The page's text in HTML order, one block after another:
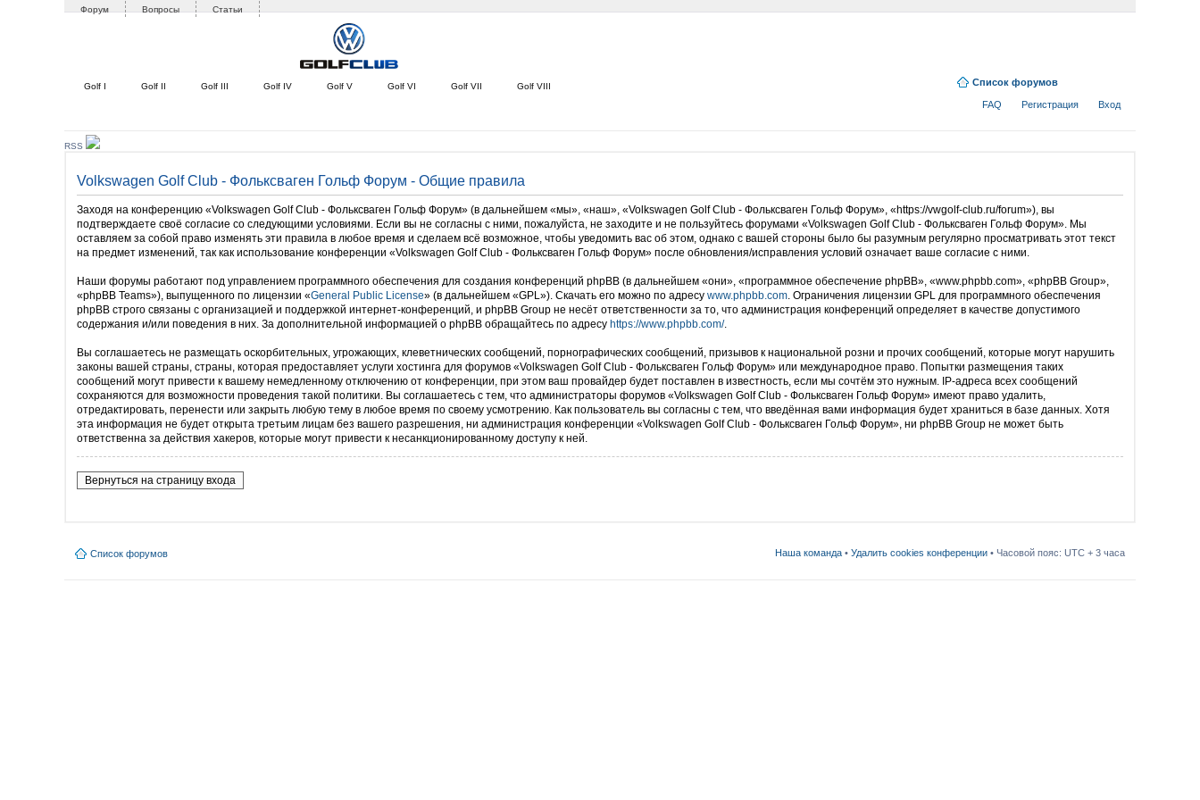
Форум Вопросы Статьи
Golf I Golf II Golf III Golf IV Golf V Golf VI Golf VII Golf VIII Список форумов
FAQ Регистрация Вход
RSS
Volkswagen Golf Club - Фольксваген Гольф Форум - Общие правила
Заходя на конференцию «Volkswagen Golf Club - Фольксваген Гольф Форум» (в дальнейшем «мы», «наш», «Volkswagen Golf Club - Фольксваген Гольф Форум», «https://vwgolf-club.ru/forum»), вы
подтверждаете своё согласие со следующими условиями. Если вы не согласны с ними, пожалуйста, не заходите и не пользуйтесь форумами «Volkswagen Golf Club - Фольксваген Гольф Форум». Мы
оставляем за собой право изменять эти правила в любое время и сделаем всё возможное, чтобы уведомить вас об этом, однако с вашей стороны было бы разумным регулярно просматривать этот текст
на предмет изменений, так как использование конференции «Volkswagen Golf Club - Фольксваген Гольф Форум» после обновления/исправления условий означает ваше согласие с ними.
Наши форумы работают под управлением программного обеспечения для создания конференций phpBB (в дальнейшем «они», «программное обеспечение phpBB», «www.phpbb.com», «phpBB Group»,
«phpBB Teams»), выпущенного по лицензии «General Public License» (в дальнейшем «GPL»). Скачать его можно по адресу www.phpbb.com. Ограничения лицензии GPL для программного обеспечения
phpBB строго связаны с организацией и поддержкой интернет-конференций, и phpBB Group не несёт ответственности за то, что администрация конференций определяет в качестве допустимого
содержания и/или поведения в них. За дополнительной информацией о phpBB обращайтесь по адресу https://www.phpbb.com/.
Вы соглашаетесь не размещать оскорбительных, угрожающих, клеветнических сообщений, порнографических сообщений, призывов к национальной розни и прочих сообщений, которые могут нарушить
законы вашей страны, страны, которая предоставляет услуги хостинга для форумов «Volkswagen Golf Club - Фольксваген Гольф Форум» или международное право. Попытки размещения таких
сообщений могут привести к вашему немедленному отключению от конференции, при этом ваш провайдер будет поставлен в известность, если мы сочтём это нужным. IP-адреса всех сообщений
сохраняются для возможности проведения такой политики. Вы соглашаетесь с тем, что администраторы форумов «Volkswagen Golf Club - Фольксваген Гольф Форум» имеют право удалить,
отредактировать, перенести или закрыть любую тему в любое время по своему усмотрению. Как пользователь вы согласны с тем, что введённая вами информация будет храниться в базе данных. Хотя
эта информация не будет открыта третьим лицам без вашего разрешения, ни администрация конференции «Volkswagen Golf Club - Фольксваген Гольф Форум», ни phpBB Group не может быть
ответственна за действия хакеров, которые могут привести к несанкционированному доступу к ней.
Вернуться на страницу входа
Список форумов Наша команда • Удалить cookies конференции • Часовой пояс: UTC + 3 часа